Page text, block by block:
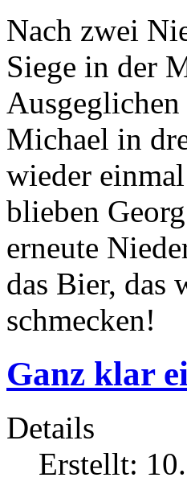
Nach zwei
Siege in der
Michael in
wieder
blieben
erneute
das Bier, das
schmecken!
Ganz klar
Details
Erstellt: